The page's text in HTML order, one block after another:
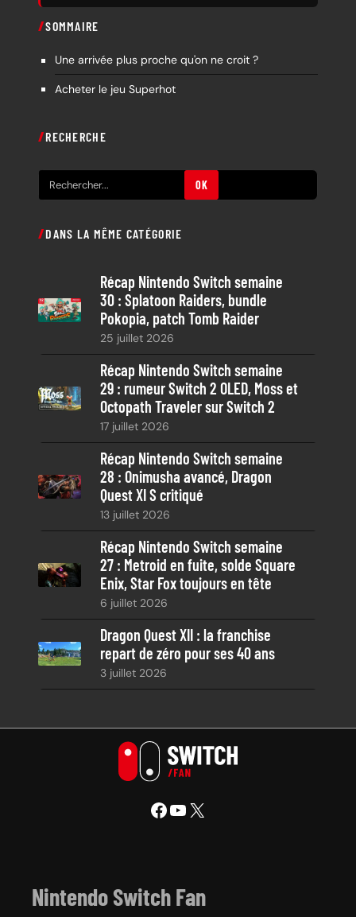
SOMMAIRE
Une arrivée plus proche qu'on ne croit ?
Acheter le jeu Superhot
RECHERCHE
e
h
c
h
OK
DANS LA MÊME CATÉGORIE
Récap Nintendo Switch semaine
30 : Splatoon Raiders, bundle
Pokopia, patch Tomb Raider
25 juillet 2026
Récap Nintendo Switch semaine
29 : rumeur Switch 2 OLED, Moss et
Octopath Traveler sur Switch 2
17 juillet 2026
Récap Nintendo Switch semaine
28 : Onimusha avancé, Dragon
Quest XI S critiqué
13 juillet 2026
Récap Nintendo Switch semaine
27 : Metroid en fuite, solde Square
Enix, Star Fox toujours en tête
6 juillet 2026
Dragon Quest XII : la franchise
repart de zéro pour ses 40 ans
3 juillet 2026
Facebook YouTube X
Nintendo Switch Fan